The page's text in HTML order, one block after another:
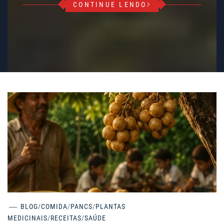
CONTINUE LENDO
BLOG/COMIDA/PANCS/PLANTAS
MEDICINAIS/RECEITAS/SAÚDE